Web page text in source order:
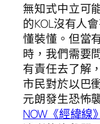
無知式中立可
的KOL沒有人
懂裝懂。但當
時，我們需要
有責任去了解
市民對於以巴
元朗發生恐怖
NOW《經緯線》